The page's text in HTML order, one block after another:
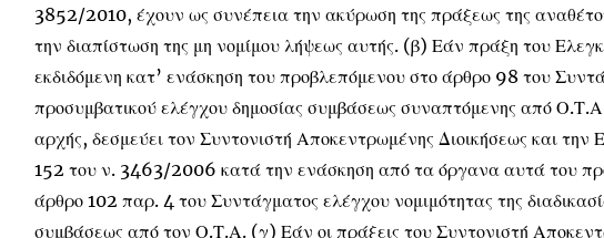
3852/2010, έχουν ως συνέπεια την ακύρωση της πράξεως της
την διαπίστωση της μη νομίμου λήψεως αυτής. (β) Εάν πράξη του
εκδιδόμενη κατ’ ενάσκηση του προβλεπόμενου στο άρθρο 98 του
προσυμβατικού ελέγχου δημοσίας συμβάσεως συναπτόμενης από
αρχής, δεσμεύει τον Συντονιστή Αποκεντρωμένης Διοικήσεως και την
152 του ν. 3463/2006 κατά την ενάσκηση από τα όργανα αυτά του
άρθρο 102 παρ. 4 του Συντάγματος ελέγχου νομιμότητας της
συμβάσεως από τον Ο.Τ.Α. (γ) Εάν οι πράξεις του Συντονιστή